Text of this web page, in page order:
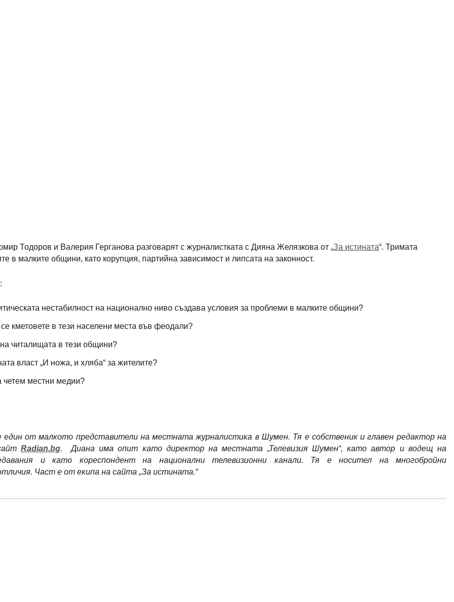
Тодоров и Валерия Герганова разговарят с журналистката с Дияна Желязкова от „За истината“. Тримата
в малките общини, като корупция, партийна зависимост и липсата на законност.
нестабилност на национално ниво създава условия за проблеми в малките общини?
кметовете в тези населени места във феодали?
читалищата в тези общини?
власт „И ножа, и хляба“ за жителите?
местни медии?
един от малкото представители на местната журналистика в Шумен. Тя е собственик и главен редактор на
Radian.bg. Диана има опит като директор на местната „Телевизия Шумен“, като автор и водещ на
и като кореспондент на национални телевизионни канали. Тя е носител на многобройни
Част е от екипа на сайта „За истината.“